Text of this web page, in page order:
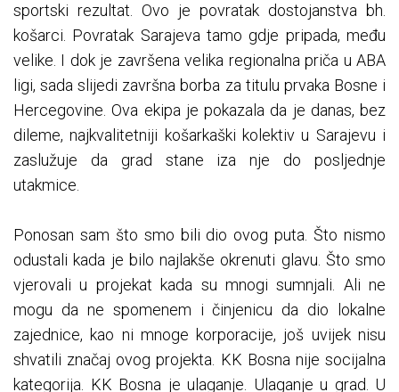
sportski rezultat. Ovo je povratak dostojanstva bh.
košarci. Povratak Sarajeva tamo gdje pripada, među
velike. I dok je završena velika regionalna priča u ABA
ligi, sada slijedi završna borba za titulu prvaka Bosne i
Hercegovine. Ova ekipa je pokazala da je danas, bez
dileme, najkvalitetniji košarkaški kolektiv u Sarajevu i
zaslužuje da grad stane iza nje do posljednje
utakmice.
Ponosan sam što smo bili dio ovog puta. Što nismo
odustali kada je bilo najlakše okrenuti glavu. Što smo
vjerovali u projekat kada su mnogi sumnjali. Ali ne
mogu da ne spomenem i činjenicu da dio lokalne
zajednice, kao ni mnoge korporacije, još uvijek nisu
shvatili značaj ovog projekta. KK Bosna nije socijalna
kategorija. KK Bosna je ulaganje. Ulaganje u grad. U